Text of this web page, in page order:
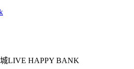
城LIVE HAPPY BANK